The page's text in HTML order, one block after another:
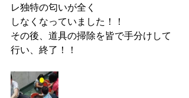
レ独特の匂いが全く
しなくなっていました！！
その後、道具の掃除を皆で手分けして
行い、終了！！